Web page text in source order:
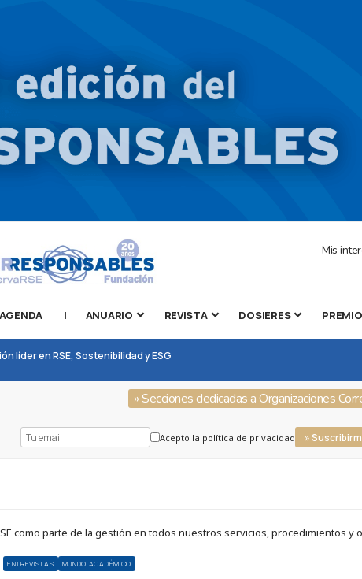
Mis
AGENDA | ANUARIO REVISTA DOSIERES
líder en RSE, Sostenibilidad y ESG
» Secciones dedicadas a Organizaciones
Acepto la política de privacidad »
como parte de la gestión en todos nuestros servicios, procedimientos y
ENTREVISTAS MUNDO ACADÉMICO